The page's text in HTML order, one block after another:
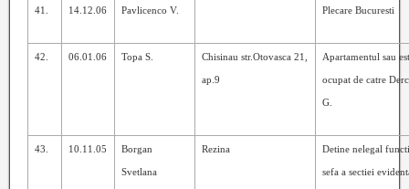
41. 14.12.06 Pavlicenco V. Plecare Bucuresti
42. 06.01.06 Topa S. Chisinau str.Otovasca 21,
ap.9
Apartamentul sau
ocupat de catre
G.
43. 10.11.05 Borgan
Svetlana
Rezina Detine nelegal
sefa a sectiei